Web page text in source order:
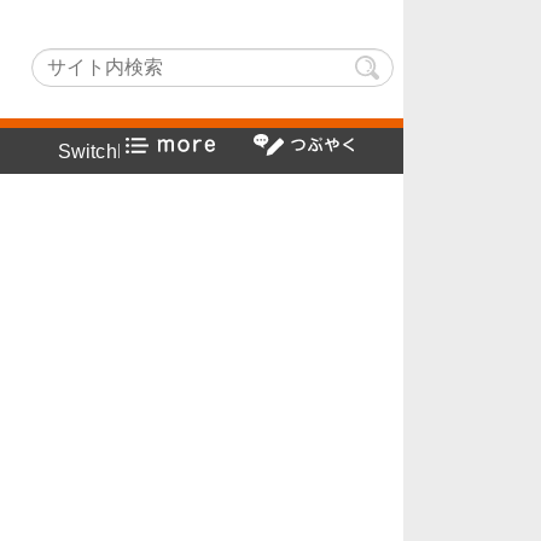
でヤフー検索方法